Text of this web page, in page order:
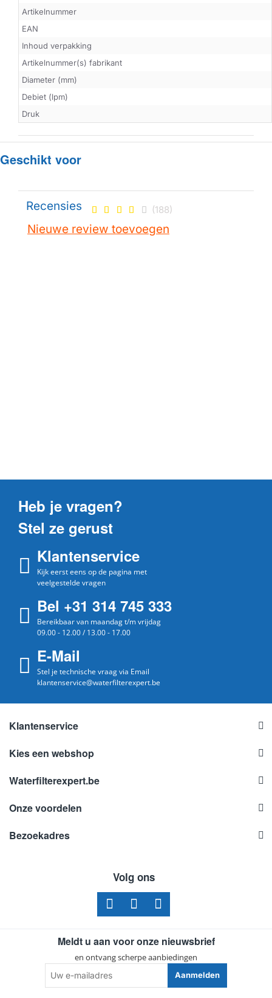
Artikelnummer
EAN
Inhoud verpakking
Artikelnummer(s) fabrikant
Diameter (mm)
Debiet (lpm)
Druk
Geschikt voor
Recensies (188)
Nieuwe review toevoegen
Heb je vragen?
Stel ze gerust
Klantenservice
Kijk eerst eens op de pagina met
veelgestelde vragen
Bel +31 314 745 333
Bereikbaar van maandag t/m vrijdag
09.00 - 12.00 / 13.00 - 17.00
E-Mail
Stel je technische vraag via Email
klantenservice@waterfilterexpert.be
Klantenservice
Kies een webshop
Waterfilterexpert.be
Onze voordelen
Bezoekadres
Volg ons
Meldt u aan voor onze nieuwsbrief
en ontvang scherpe aanbiedingen
e-
mailadres
Aanmelden